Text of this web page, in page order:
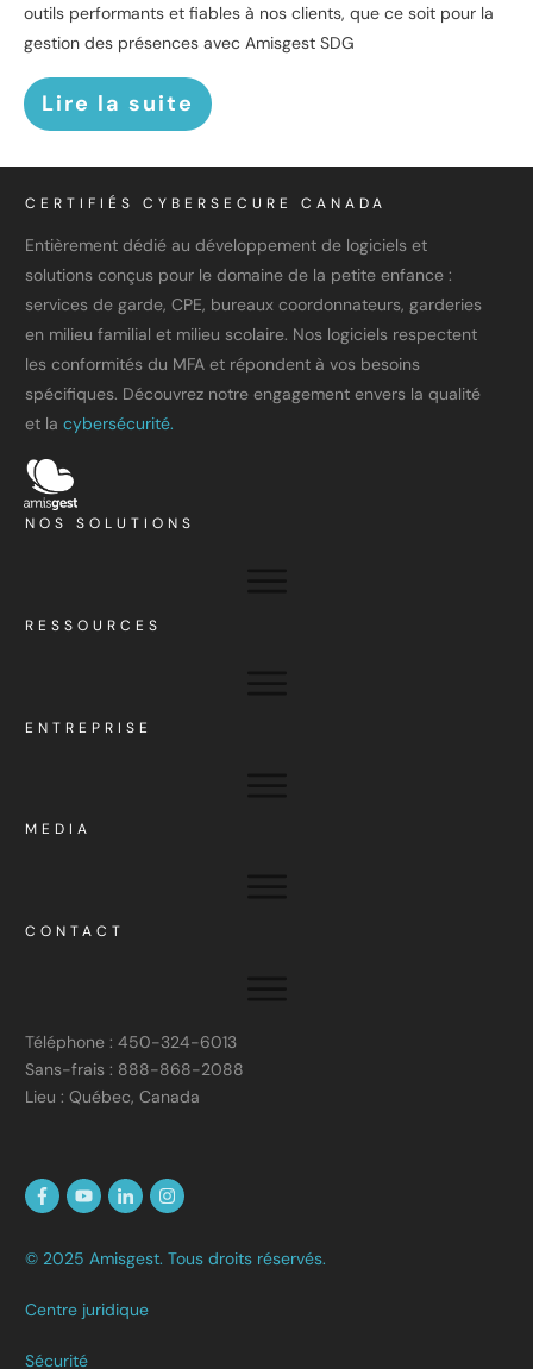
outils performants et fiables à nos clients, que ce soit pour la
gestion des présences avec Amisgest SDG
Lire la suite
CERTIFIÉS CYBERSECURE CANADA
Entièrement dédié au développement de logiciels et
solutions conçus pour le domaine de la petite enfance :
services de garde, CPE, bureaux coordonnateurs, garderies
en milieu familial et milieu scolaire. Nos logiciels respectent
les conformités du MFA et répondent à vos besoins
spécifiques. Découvrez notre engagement envers la qualité
et la cybersécurité.
NOS SOLUTIONS
RESSOURCES
ENTREPRISE
MEDIA
CONTACT
Téléphone : 450-324-6013
Sans-frais : 888-868-2088
Lieu : Québec, Canada
© 2025 Amisgest. Tous droits réservés.
Centre juridique
Sécurité